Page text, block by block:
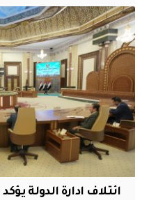
ائتلاف ادارة الدولة